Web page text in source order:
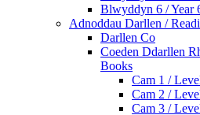
Blwyddyn 6 / Year
Adnoddau Darllen /
Darllen Co
Coeden Ddarllen
Books
Cam 1 /
Cam 2 /
Cam 3 /